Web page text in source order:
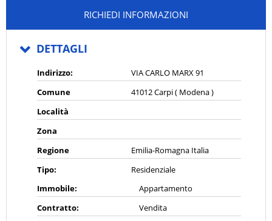
RICHIEDI INFORMAZIONI
DETTAGLI
Indirizzo:
VIA CARLO MARX 91
Comune
41012 Carpi ( Modena )
Località
Zona
Regione
Emilia-Romagna Italia
Tipo:
Residenziale
Immobile:
Appartamento
Contratto:
Vendita